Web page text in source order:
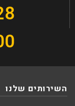
השירותים שלנו